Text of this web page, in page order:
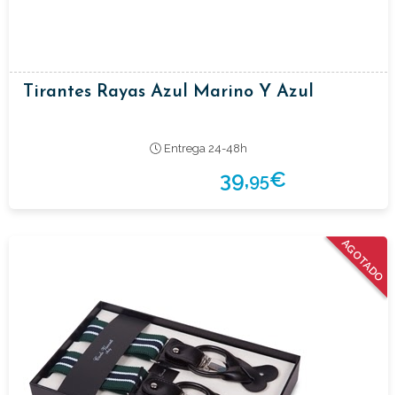
Tirantes Rayas Azul Marino Y Azul
Entrega 24-48h
39,95€
AGOTADO